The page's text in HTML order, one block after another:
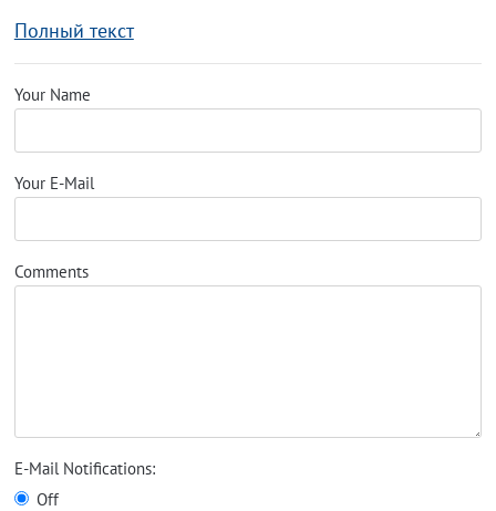
Полный текст
Your Name
Your E-Mail
Comments
E-Mail Notifications:
Off